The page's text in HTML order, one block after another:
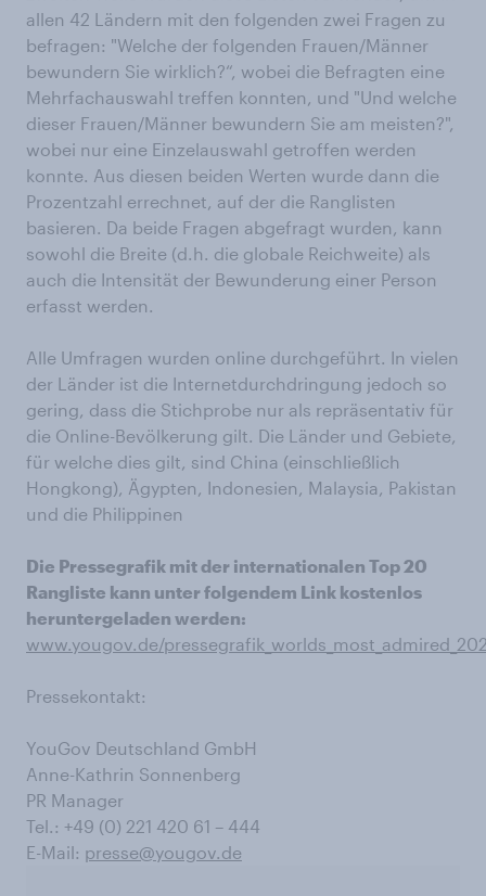
allen 42 Ländern mit den folgenden zwei Fragen zu
befragen: "Welche der folgenden Frauen/Männer
bewundern Sie wirklich?“, wobei die Befragten eine
Mehrfachauswahl treffen konnten, und "Und welche
dieser Frauen/Männer bewundern Sie am meisten?",
wobei nur eine Einzelauswahl getroffen werden
konnte. Aus diesen beiden Werten wurde dann die
Prozentzahl errechnet, auf der die Ranglisten
basieren. Da beide Fragen abgefragt wurden, kann
sowohl die Breite (d.h. die globale Reichweite) als
auch die Intensität der Bewunderung einer Person
erfasst werden.
Alle Umfragen wurden online durchgeführt. In vielen
der Länder ist die Internetdurchdringung jedoch so
gering, dass die Stichprobe nur als repräsentativ für
die Online-Bevölkerung gilt. Die Länder und Gebiete,
für welche dies gilt, sind China (einschließlich
Hongkong), Ägypten, Indonesien, Malaysia, Pakistan
und die Philippinen
Die Pressegrafik mit der internationalen Top 20
Rangliste kann unter folgendem Link kostenlos
heruntergeladen werden:
www.yougov.de/
Pressekontakt:
YouGov Deutschland GmbH
Anne-Kathrin Sonnenberg
PR Manager
Tel.: +49 (0) 221 420 61 – 444
E-Mail: presse@yougov.de